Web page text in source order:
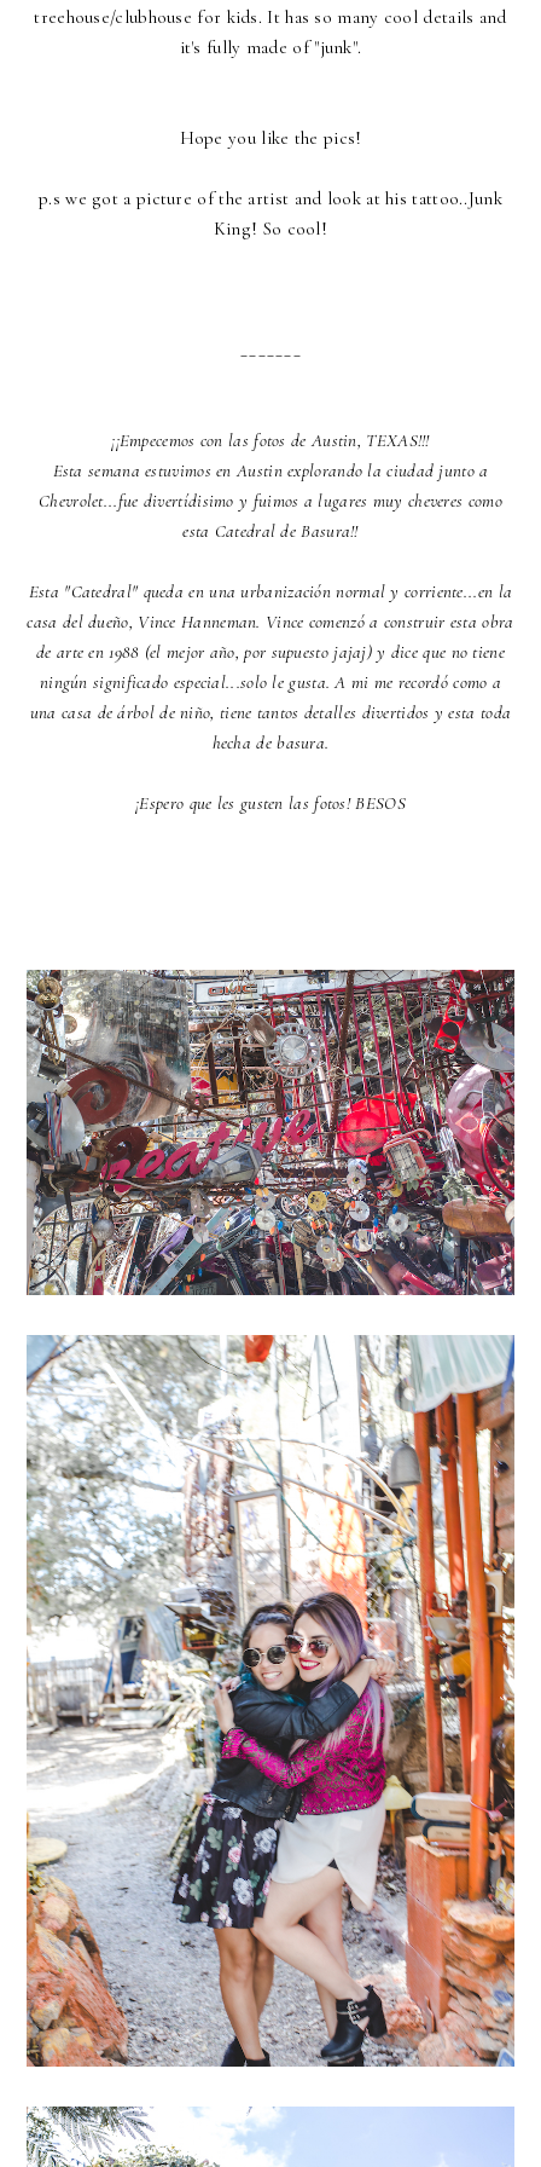
treehouse/clubhouse for kids. It has so many cool details and
it's fully made of "junk".
Hope you like the pics!
p.s we got a picture of the artist and look at his tattoo..Junk
King! So cool!
¡¡Empecemos con las fotos de Austin, TEXAS!!!
Esta semana estuvimos en Austin explorando la ciudad junto a
Chevrolet...fue divertídisimo y fuimos a lugares muy cheveres como
esta Catedral de Basura!!
Esta "Catedral" queda en una urbanización normal y corriente...en la
casa del dueño, Vince Hanneman. Vince comenzó a construir esta obra
de arte en 1988 (el mejor año, por supuesto jajaj) y dice que no tiene
ningún significado especial...solo le gusta. A mi me recordó como a
una casa de árbol de niño, tiene tantos detalles divertidos y esta toda
hecha de basura.
¡Espero que les gusten las fotos! BESOS